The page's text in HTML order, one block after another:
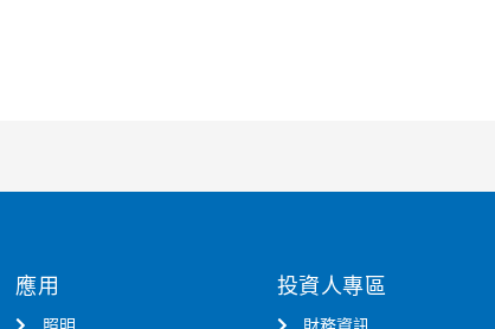
應用 投資人專區